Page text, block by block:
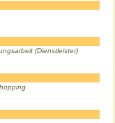
(Dienstleister)